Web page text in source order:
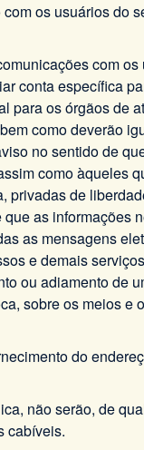
os usuários do
com
conta específica
os órgãos de
como deverão
no sentido de
como àqueles
de
as informações
as mensagens
e demais
ou adiamento de
sobre os meios
do
não serão, de
cabíveis.